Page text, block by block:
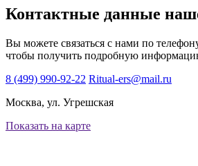
Контактные данные
Вы можете связаться с нами по
чтобы получить подробную
8 (499) 990-92-22 Ritual-ers@mail.ru
Москва, ул. Угрешская
Показать на карте